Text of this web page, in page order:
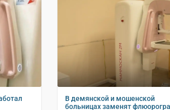
В демянской и мошенской
больницах заменят